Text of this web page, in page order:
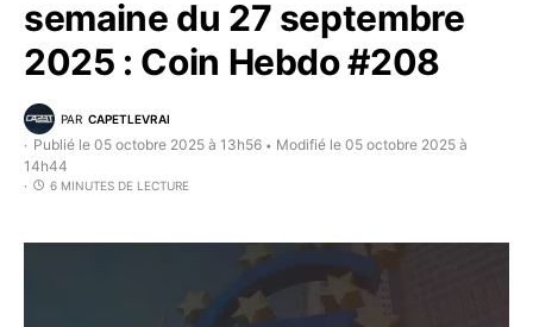
semaine du 27 septembre
2025 : Coin Hebdo #208
PAR CAPETLEVRAI
Publié le 05 octobre 2025 à 13h56 • Modifié le 05 octobre 2025 à
14h44
6 MINUTES DE LECTURE